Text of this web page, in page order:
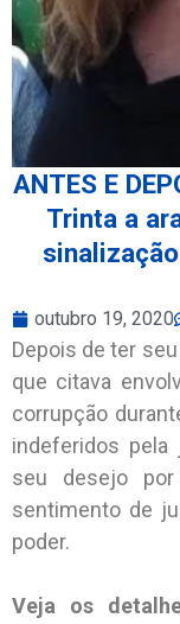
ANTES E
Trinta a
outubro 19, 2020
Depois de ter
que citava
corrupção
indeferidos pela
seu desejo
sentimento de
poder.
Veja os